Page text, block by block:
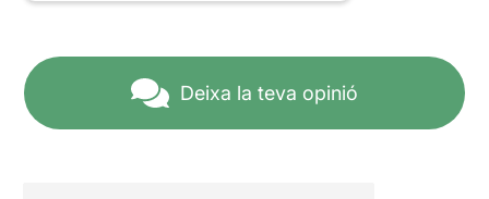
Deixa la teva opinió